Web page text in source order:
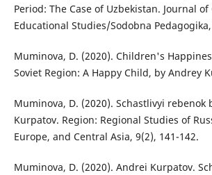
Period: The Case of Uzbekistan. Journal
Educational Studies/Sodobna
Muminova, D. (2020). Children's
Soviet Region: A Happy Child, by Andrey
Muminova, D. (2020). Schastlivyi rebenok
Kurpatov. Region: Regional Studies of
Europe, and Central Asia, 9(2), 141-142.
Muminova, D. (2020). Andrei Kurpatov.